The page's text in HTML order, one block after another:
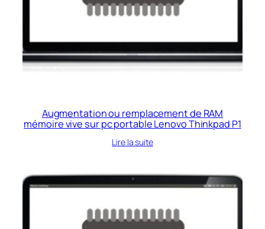
Augmentation ou remplacement de RAM
mémoire vive sur pc portable Lenovo Thinkpad P1
Lire la suite